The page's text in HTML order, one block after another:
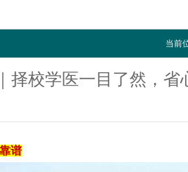
当前
择校学医一目了然，省
谱